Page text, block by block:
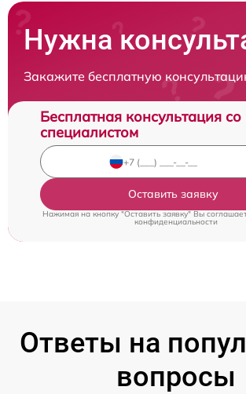
Нужна
Закажите бесплатную
Бесплатная консультация со
специалистом
Оставить заявку
Нажимая на кнопку "Оставить заявку" Вы
конфиденциальности
Ответы на
вопросы